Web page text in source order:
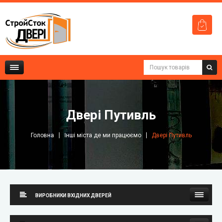
Двері Путивль
Головна Інші міста де ми працюємо Двері Путивль
ВИРОБНИКИ ВХІДНИХ ДВЕРЕЙ
Стильні двері